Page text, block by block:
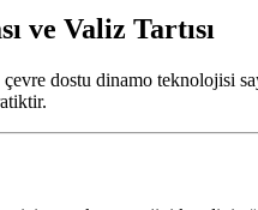
ve Valiz Tartısı
çevre dostu dinamo teknolojisi